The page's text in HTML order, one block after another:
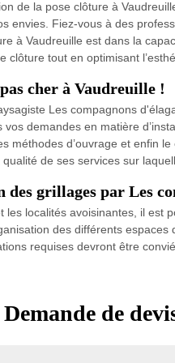
de la pose clôture à
envies. Fiez-vous à des
à Vaudreuille est dans la
clôture tout en optimisant
cher à Vaudreuille !
Les compagnons
vos demandes en matière
méthodes d’ouvrage et enfin
de ses services sur
grillages par Les
les localités avoisinantes, il est
des différents
requises devront être
Demande de